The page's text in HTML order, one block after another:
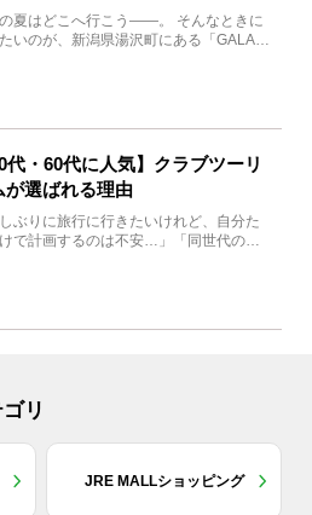
れ変わる
夏はどこへ行こう――。 そんなときに
いのが、新潟県湯沢町にある「GALA湯
代・60代に人気】クラブツーリ
が選ばれる理由
しぶりに旅行に行きたいけれど、自分た
で計画するのは不安…」「同世代の方
リ
JRE MALLショッピング